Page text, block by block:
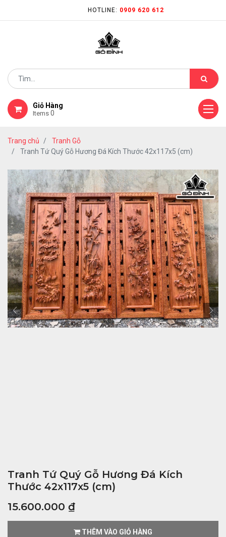
HOTLINE: 0909 620 612
Giỏ Hàng
Items 0
Trang chủ
Tranh Gỗ
Tranh Tứ Quý Gỗ Hương Đá Kích Thước 42x117x5 (cm)
Tranh Tứ Quý Gỗ Hương Đá Kích
Thước 42x117x5 (cm)
15.600.000 ₫
THÊM VÀO GIỎ HÀNG